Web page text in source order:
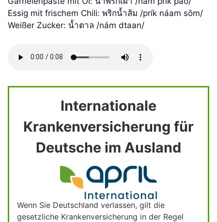
Essig mit frischem Chili: พริกน้ำส้ม /prík náam sôm/
Weißer Zucker: น้ำตาล /nám dtaan/
Internationale
Krankenversicherung für
Deutsche im Ausland
Wenn Sie Deutschland verlassen, gilt die
gesetzliche Krankenversicherung in der Regel